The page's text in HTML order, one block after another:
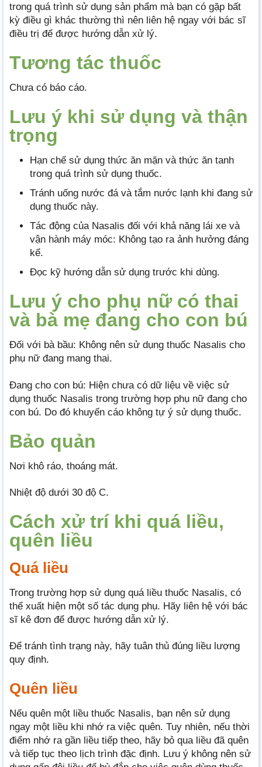
trong quá trình sử dụng sản phẩm mà bạn có gặp bất
kỳ điều gì khác thường thì nên liên hệ ngay với bác sĩ
điều trị để được hướng dẫn xử lý.
Tương tác thuốc
Chưa có báo cáo.
Lưu ý khi sử dụng và thận
trọng
Hạn chế sử dụng thức ăn mặn và thức ăn tanh
trong quá trình sử dụng thuốc.
Tránh uống nước đá và tắm nước lạnh khi đang sử
dụng thuốc này.
Tác động của Nasalis đối với khả năng lái xe và
vận hành máy móc: Không tạo ra ảnh hưởng đáng
kể.
Đọc kỹ hướng dẫn sử dụng trước khi dùng.
Lưu ý cho phụ nữ có thai
và bà mẹ đang cho con bú
Đối với bà bầu: Không nên sử dụng thuốc Nasalis cho
phụ nữ đang mang thai.
Đang cho con bú: Hiện chưa có dữ liệu về việc sử
dụng thuốc Nasalis trong trường hợp phụ nữ đang cho
con bú. Do đó khuyến cáo không tự ý sử dụng thuốc.
Bảo quản
Nơi khô ráo, thoáng mát.
Nhiệt độ dưới 30 độ C.
Cách xử trí khi quá liều,
quên liều
Quá liều
Trong trường hợp sử dụng quá liều thuốc Nasalis, có
thể xuất hiện một số tác dụng phụ. Hãy liên hệ với bác
sĩ kê đơn để được hướng dẫn xử lý.
Để tránh tình trạng này, hãy tuân thủ đúng liều lượng
quy định.
Quên liều
Nếu quên một liều thuốc Nasalis, bạn nên sử dụng
ngay một liều khi nhớ ra việc quên. Tuy nhiên, nếu thời
điểm nhớ ra gần liều tiếp theo, hãy bỏ qua liều đã quên
và tiếp tục theo lịch trình đặc định. Lưu ý không nên sử